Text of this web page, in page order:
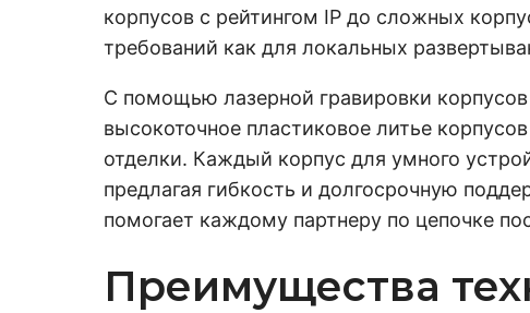
корпусов с рейтингом IP до сложных
требований как для локальных
С помощью лазерной гравировки
высокоточное пластиковое литье
отделки. Каждый корпус для умного
предлагая гибкость и долгосрочную
помогает каждому партнеру по цепочке
Преимущества